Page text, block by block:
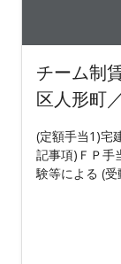
チーム制
区人形町
(定額手当1)宅
記事項)ＦＰ手
験等による (